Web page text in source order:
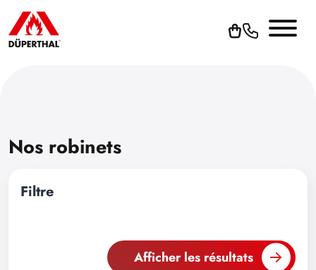
Nos robinets
Filtre
Afficher les résultats